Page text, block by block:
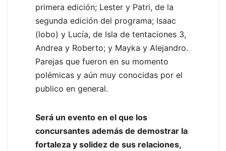
primera edición; Lester y Patri, de la
segunda edición del programa; Isaac
(lobo) y Lucía, de Isla de tentaciones 3,
Andrea y Roberto; y Mayka y Alejandro.
Parejas que fueron en su momento
polémicas y aún muy conocidas por el
publico en general.
Será un evento en el que los
concursantes además de demostrar la
fortaleza y solidez de sus relaciones,